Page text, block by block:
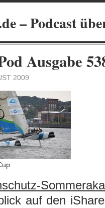
– Podcast
Ausgabe
2009
auf den